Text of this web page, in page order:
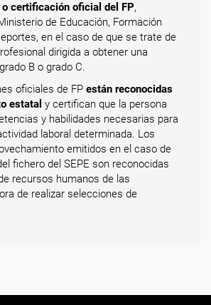
o certificación oficial del FP,
de Educación, Formación
en el caso de que se trate de
dirigida a obtener una
B o grado C.
oficiales de FP están reconocidas
estatal y certifican que la persona
y habilidades necesarias para
laboral determinada. Los
emitidos en el caso de
fichero del SEPE son reconocidas
recursos humanos de las
de realizar selecciones de